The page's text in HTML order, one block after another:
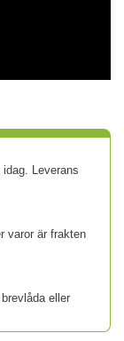
Leverans
varor är frakten
eller